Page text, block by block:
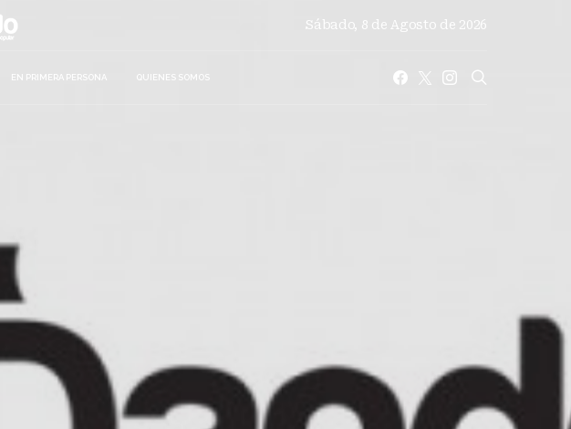
Sábado, 8 de Agosto de 2026
EN PRIMERA PERSONA QUIENES SOMOS